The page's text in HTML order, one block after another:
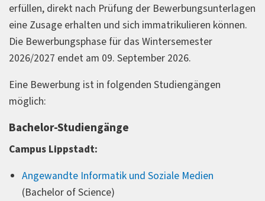
erfüllen, direkt nach Prüfung der Bewerbungsunterlagen
eine Zusage erhalten und sich immatrikulieren können.
Die Bewerbungsphase für das Wintersemester
2026/2027 endet am 09. September 2026.
Eine Bewerbung ist in folgenden Studiengängen
möglich:
Bachelor-Studiengänge
Campus Lippstadt:
Angewandte Informatik und Soziale Medien
(Bachelor of Science)